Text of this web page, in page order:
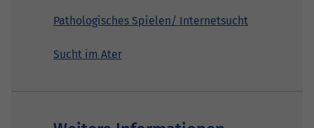
Pathologisches Spielen/ Internetsucht
Sucht im Ater